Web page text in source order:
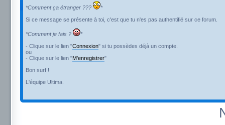
*Comment ça étranger ???
*
Si ce message se présente à toi, c'est que tu n'es pas authentifié sur ce forum.
*Comment je fais ?
*
- Clique sur le lien "Connexion" si tu possèdes déjà un compte.
ou
- Clique sur le lien "M'enregistrer"
Bon surf !
L'équipe Ultima.